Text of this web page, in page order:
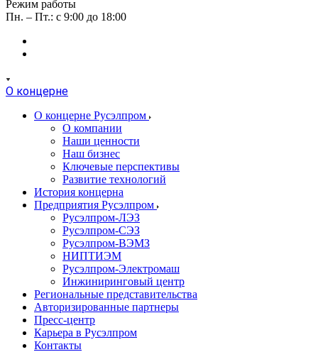
Режим работы
Пн. – Пт.: с 9:00 до 18:00
О концерне
О концерне Русэлпром
О компании
Наши ценности
Наш бизнес
Ключевые перспективы
Развитие технологий
История концерна
Предприятия Русэлпром
Русэлпром-ЛЭЗ
Русэлпром-СЭЗ
Русэлпром-ВЭМЗ
НИПТИЭМ
Русэлпром-Электромаш
Инжиниринговый центр
Региональные представительства
Авторизированные партнеры
Пресс-центр
Карьера в Русэлпром
Контакты